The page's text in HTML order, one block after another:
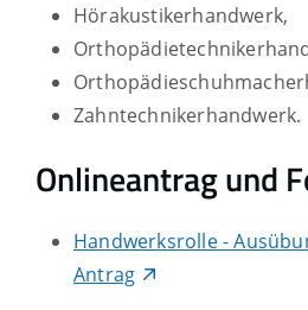
Hörakustikerhandwerk,
Zahntechnikerhandwerk.
Onlineantrag und
Handwerksrolle -
Antrag